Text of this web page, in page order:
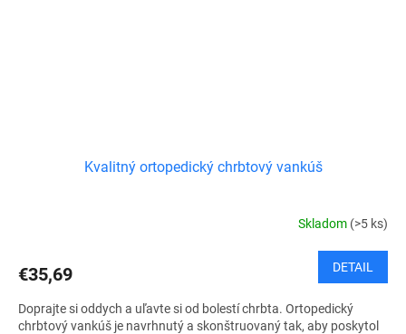
Kvalitný ortopedický chrbtový vankúš
Skladom (>5 ks)
€35,69 DETAIL
Doprajte si oddych a uľavte si od bolestí chrbta. Ortopedický
chrbtový vankúš je navrhnutý a skonštruovaný tak, aby poskytol